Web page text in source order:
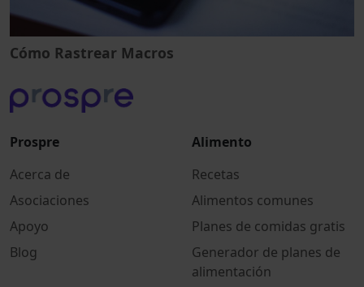
Cómo Rastrear Macros
Prospre
Acerca de
Asociaciones
Apoyo
Blog
Alimento
Recetas
Alimentos comunes
Planes de comidas gratis
Generador de planes de
alimentación